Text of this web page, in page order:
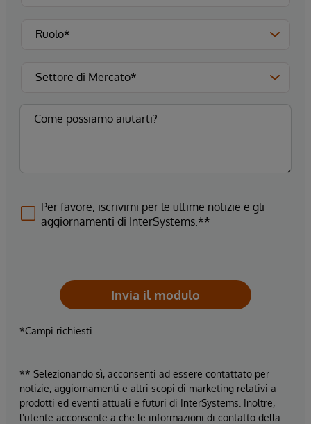
Per favore, iscrivimi per le ultime notizie e gli
aggiornamenti di InterSystems.**
Invia il modulo
*Campi richiesti
** Selezionando sì, acconsenti ad essere contattato per
notizie, aggiornamenti e altri scopi di marketing relativi a
prodotti ed eventi attuali e futuri di InterSystems. Inoltre,
l'utente acconsente a che le informazioni di contatto della